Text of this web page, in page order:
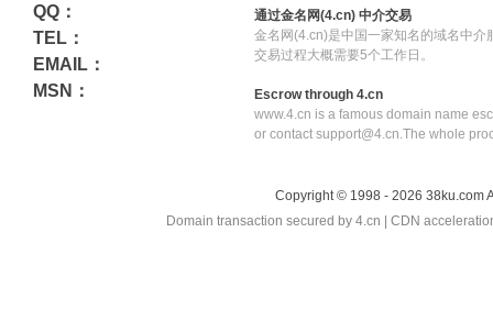
QQ：
TEL：
EMAIL：
MSN：
通过金名网(4.cn) 中介交易
金名网(4.cn)是中国一家知名的域名中介
交易过程大概需要5个工作日。
Escrow through 4.cn
www.4.cn is a famous domain name
or contact support@4.cn.The whole
Copyright © 1998 - 2026 38ku.com
Domain transaction secured by 4.cn | CDN